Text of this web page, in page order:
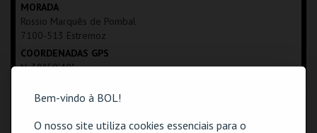
Bem-vindo à BOL!
O nosso site utiliza cookies essenciais para o
MORADA
Rossio Marquês de Pombal
7100-513 Estremoz
COORDENADAS GPS
N: 38º50'40"